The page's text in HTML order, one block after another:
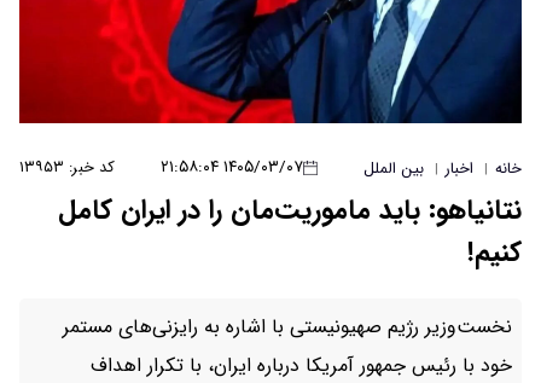
خانه | اخبار | بین الملل ۱۴۰۵/۰۳/۰۷ ۲۱:۵۸:۰۴ کد خبر: ۱۳۹۵۳
نتانیاهو: باید ماموریت‌مان را در ایران کامل
کنیم!
نخست‌وزیر رژیم صهیونیستی با اشاره به رایزنی‌های مستمر
خود با رئیس جمهور آمریکا درباره ایران، با تکرار اهداف